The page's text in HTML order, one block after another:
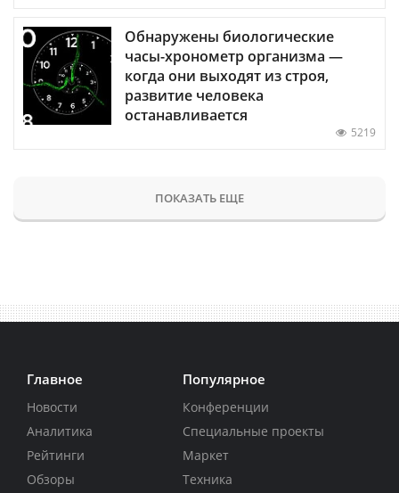
Обнаружены биологические
часы-хронометр организма —
когда они выходят из строя,
развитие человека
останавливается
5219
ПОКАЗАТЬ ЕЩЕ
Главное
Новости
Аналитика
Рейтинги
Обзоры
Популярное
Конференции
Специальные проекты
Маркет
Техника